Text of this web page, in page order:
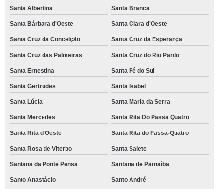
Santa Albertina Santa Branca
Santa Bárbara d'Oeste Santa Clara d'Oeste
Santa Cruz da Conceição Santa Cruz da Esperança
Santa Cruz das Palmeiras Santa Cruz do Rio Pardo
Santa Ernestina Santa Fé do Sul
Santa Gertrudes Santa Isabel
Santa Lúcia Santa Maria da Serra
Santa Mercedes Santa Rita Do Passa Quatro
Santa Rita d'Oeste Santa Rita do Passa-Quatro
Santa Rosa de Viterbo Santa Salete
Santana da Ponte Pensa Santana de Parnaíba
Santo Anastácio Santo André